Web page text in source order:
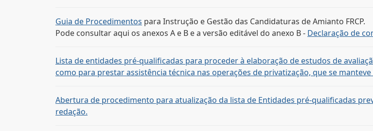
Guia de Procedimentos para Instrução e Gestão das Candidaturas de Amianto FRCP.
Pode consultar aqui os anexos A e B e a versão editável do anexo B - Declaração de
Lista de entidades pré-qualificadas para proceder à elaboração de estudos de
como para prestar assistência técnica nas operações de privatização, que se
Abertura de procedimento para atualização da lista de Entidades pré-qualificadas
redação.